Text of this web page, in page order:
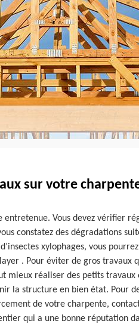
sur votre
entretenue. Vous devez vérifier
constatez des dégradations
xylophages, vous
. Pour éviter de gros travaux
mieux réaliser des petits travaux
la structure en bien état. Pour
de votre charpente,
qui a une bonne réputation